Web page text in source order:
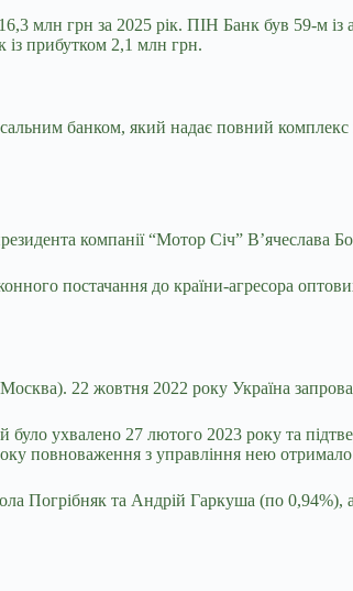
млн грн за 2025 рік. ПІН Банк був 59-м із
із прибутком 2,1 млн грн.
банком, який надає повний комплекс
компанії “Мотор Січ” В’ячеслава
постачання до країни-агресора
22 жовтня 2022 року Україна
було ухвалено 27 лютого 2023 року та
повноваження з управління нею
Погрібняк та Андрій Гаркуша (по 0,94%),